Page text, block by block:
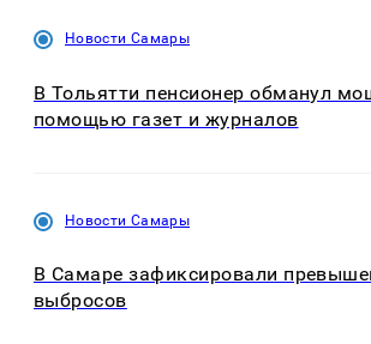
Новости Самары
В Тольятти пенсионер обманул
помощью газет и журналов
Новости Самары
В Самаре зафиксировали
выбросов